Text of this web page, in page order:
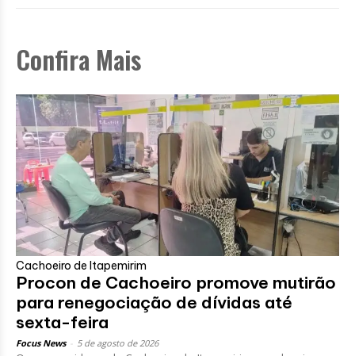
Confira Mais
Cachoeiro de Itapemirim
Procon de Cachoeiro promove mutirão
para renegociação de dívidas até
sexta-feira
Focus News 5 de agosto de 2026